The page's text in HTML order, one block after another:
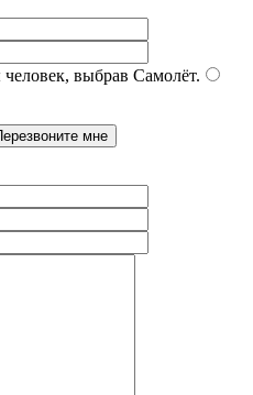
выбрав Самолёт.